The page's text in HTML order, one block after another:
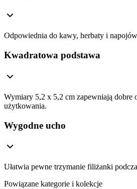
Odpowiednia do kawy, herbaty i
Kwadratowa podstawa
Wymiary 5,2 x 5,2 cm zapewniają dobre
użytkowania.
Wygodne ucho
Ułatwia pewne trzymanie filiżanki
Powiązane kategorie i kolekcje